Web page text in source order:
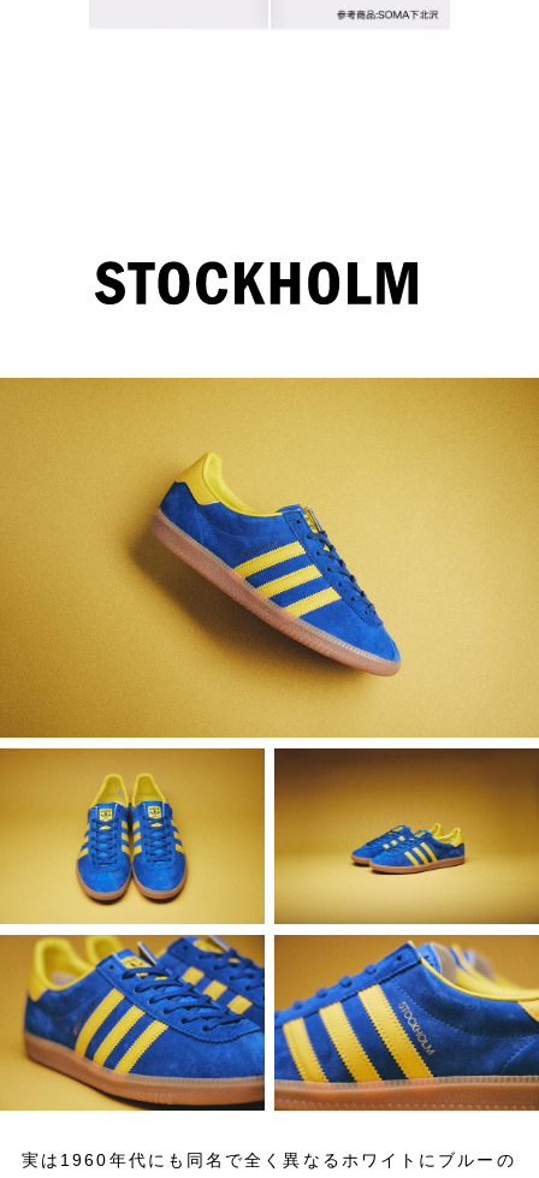
実は1960年代にも同名で全く異なるホワイトにブルーの